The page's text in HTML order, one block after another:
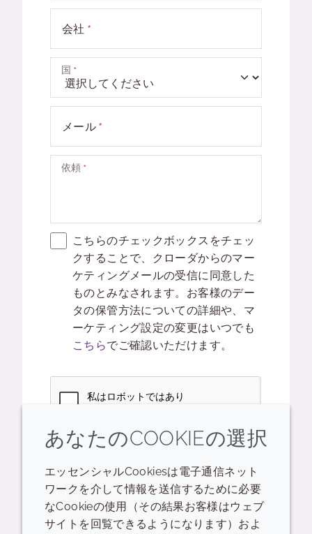
会社
国
メール
依頼
こちらのチェックボックスをチェッ
クすることで、クローダからのマー
ケティングメールの受信に同意した
ものとみなされます。お客様のデー
タの保管方法についての詳細や、マ
ーケティング設定の変更はいつでも
こちらでご確認いただけます。
あなたのCOOKIEの選択
エッセンシャルCookiesは電子通信ネット
ワークを介して情報を送信するために必要
なCookieの使用（その結果お客様はウェブ
サイトを回覧できるようになります）およ